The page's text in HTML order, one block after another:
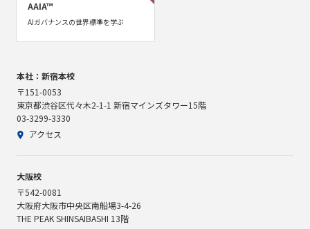
AAIA™
AIガバナンスの世界標準を学ぶ
本社：新宿本校
〒151-0053
東京都渋谷区代々木2-1-1 新宿マインズタワー15階
03-3299-3330
アクセス
大阪校
〒542-0081
大阪府大阪市中央区南船場3-4-26
THE PEAK SHINSAIBASHI 13階